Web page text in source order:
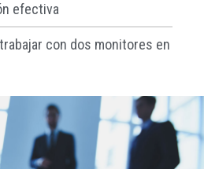
efectiva
con dos monitores en